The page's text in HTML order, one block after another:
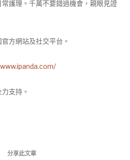
護理。千萬不要錯過機會，親眼見證
方網站及社交平台。
支持。
分享此文章